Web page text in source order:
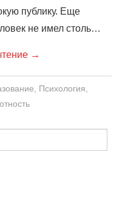
публику. Еще
не имел столь…
→
Психология